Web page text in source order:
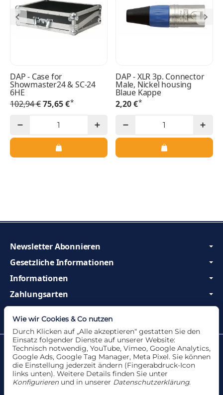
DAP - Case for
Showmaster24 & SC-24
6HE
102,94 €75,65 €*
DAP - XLR 3p. Connector
Male, Nickel housing
Blaue Kappe
2,20 €*
Gesetzliche Informationen
Informationen
Zahlungsarten
Wir sind Profis und beraten Sie gerne!
Newsletter Abonnieren
Datenschutzerklärung•Impressum
Wie wir Cookies & Co nutzen
Durch Klicken auf „Alle akzeptieren“ gestatten Sie den
Einsatz folgender Dienste auf unserer Website:
Technisch notwendig, YouTube, Vimeo, Google Analytics,
Google Ads, Google Tag Manager, Meta Pixel. Sie können
die Einstellung jederzeit ändern (Fingerabdruck-Icon
links unten). Weitere Details finden Sie unter
Konfigurieren und in unserer Datenschutzerklärung.